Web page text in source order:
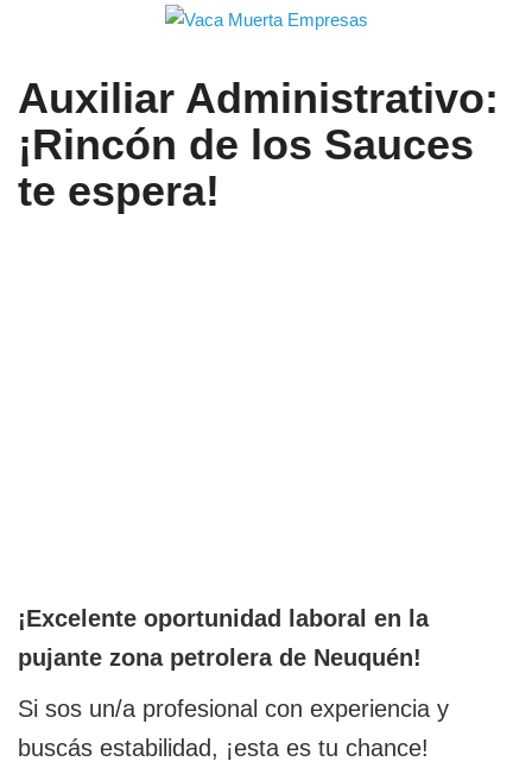
Auxiliar Administrativo:
¡Rincón de los Sauces
te espera!
¡Excelente oportunidad laboral en la
pujante zona petrolera de Neuquén!
Si sos un/a profesional con experiencia y
buscás estabilidad, ¡esta es tu chance!